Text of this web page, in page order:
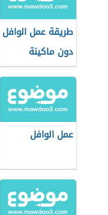
طريقة عمل الوافل
دون ماكينة
عمل الوافل